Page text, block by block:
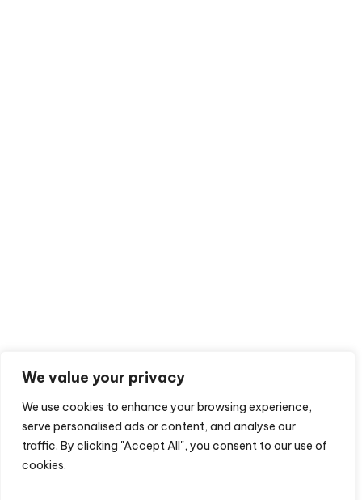
We value your privacy
We use cookies to enhance your browsing experience,
serve personalised ads or content, and analyse our
traffic. By clicking "Accept All", you consent to our use of
cookies.